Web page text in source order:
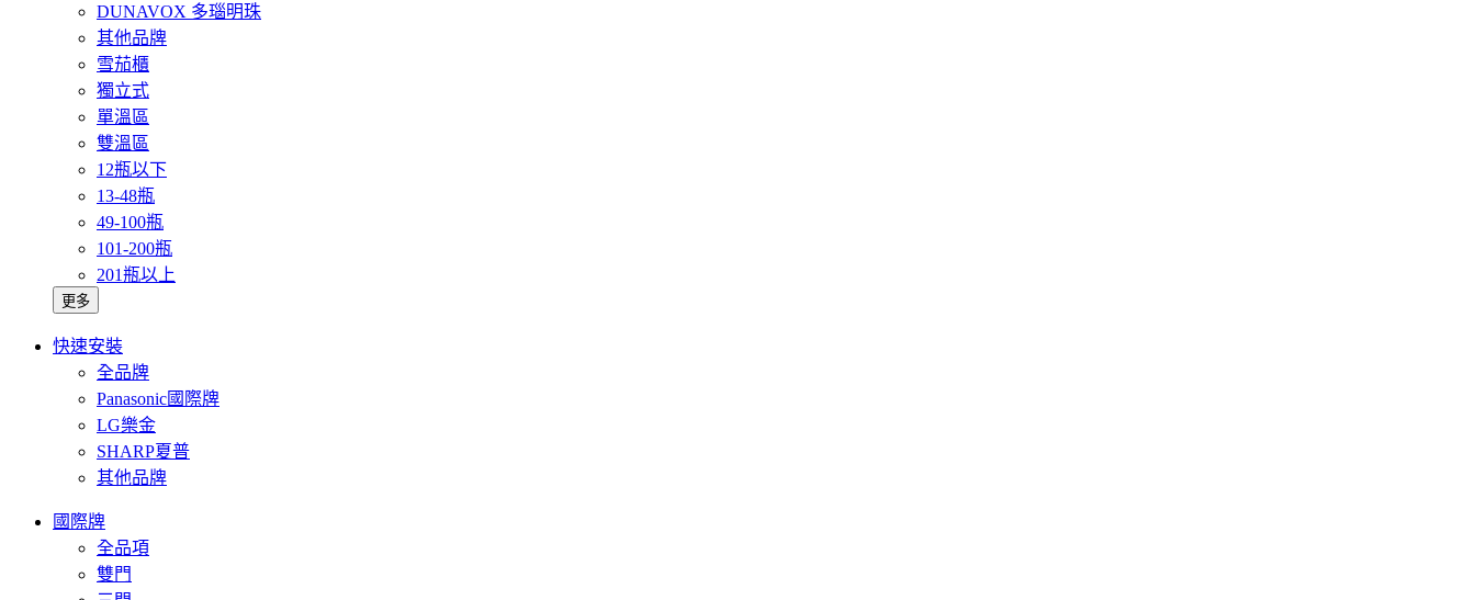
DUNAVOX 多瑙明珠
其他品牌
雪茄櫃
獨立式
單溫區
雙溫區
12瓶以下
13-48瓶
49-100瓶
101-200瓶
201瓶以上
更多
快速安裝
全品牌
Panasonic國際牌
LG樂金
SHARP夏普
其他品牌
國際牌
全品項
雙門